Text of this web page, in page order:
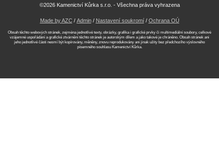
©2026 Kamenictví Kůrka s.r.o. - Všechna práva vyhrazena
Made by AZC/ Admin/ Nastavení soukromí/ Ochrana OÚ
Obsah těchto webových stránek, zejména jednotlivé texty, obrázky, grafika i grafické prvky či multimediální soubory, celkové
vzájemné uspořádání a grafické ztvárnění těchto stránek je autorským dílem a jako takové je chráněno. Obsah stránek ani
jeho jednotlivé části nesmí být kopírovány, měněny, znovu reprodukovány ani jinak užity bez předchozího výslovného
písemného souhlasu Kamenictví Kůrka.